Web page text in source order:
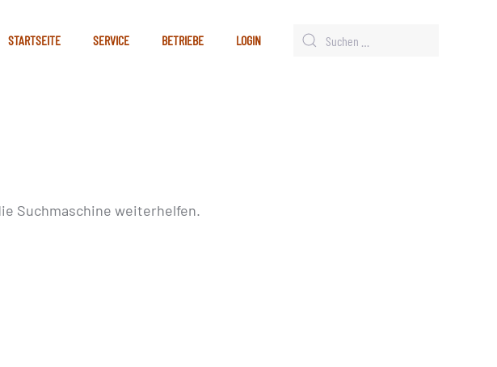
STARTSEITE SERVICE BETRIEBE LOGIN
Suchmaschine weiterhelfen.